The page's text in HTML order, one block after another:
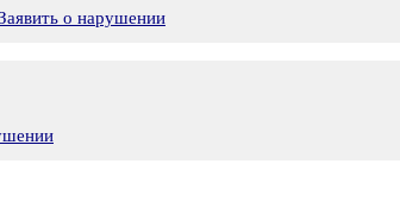
о нарушении